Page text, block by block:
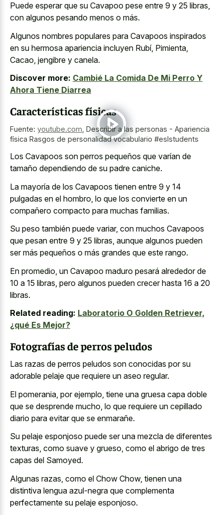
Puede esperar que su Cavapoo pese entre 9 y 25 libras,
con algunos pesando menos o más.
Algunos nombres populares para Cavapoos inspirados
en su hermosa apariencia incluyen Rubí, Pimienta,
Cacao, jengibre y canela.
Discover more: Cambié La Comida De Mi Perro Y
Ahora Tiene Diarrea
Características físicas
Fuente: youtube.com Describir a las personas - Apariencia
física Rasgos de personalidad vocabulario #eslstudents
Los Cavapoos son perros pequeños que varían de
tamaño dependiendo de su padre caniche.
La mayoría de los Cavapoos tienen entre 9 y 14
pulgadas en el hombro, lo que los convierte en un
compañero compacto para muchas familias.
Su peso también puede variar, con muchos Cavapoos
que pesan entre 9 y 25 libras, aunque algunos pueden
ser más pequeños o más grandes que este rango.
En promedio, un Cavapoo maduro pesará alrededor de
10 a 15 libras, pero algunos pueden crecer hasta 16 a 20
libras.
Related reading: Laboratorio O Golden Retriever,
¿qué Es Mejor?
Fotografías de perros peludos
Las razas de perros peludos son conocidas por su
adorable pelaje que requiere un aseo regular.
El pomerania, por ejemplo, tiene una gruesa capa doble
que se desprende mucho, lo que requiere un cepillado
diario para evitar que se enmarañe.
Su pelaje esponjoso puede ser una mezcla de diferentes
texturas, como suave y grueso, como el abrigo de tres
capas del Samoyed.
Algunas razas, como el Chow Chow, tienen una
distintiva lengua azul-negra que complementa
perfectamente su pelaje esponjoso.